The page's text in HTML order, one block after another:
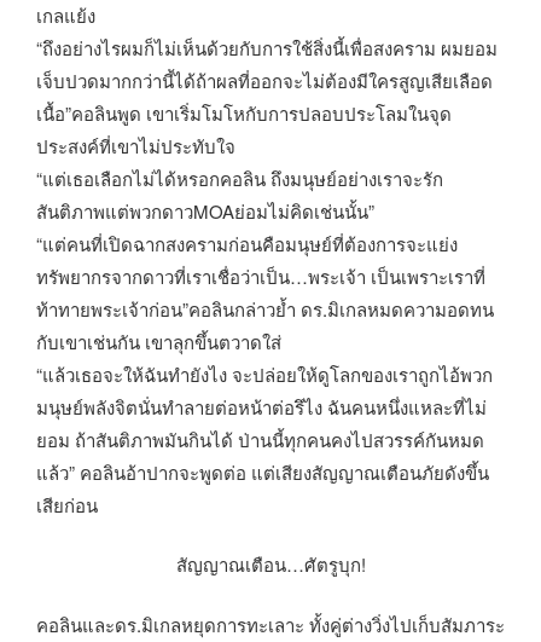
เกลแย้ง
“ถึงอย่างไรผมก็ไม่เห็นด้วยกับการใช้สิ่งนี้เพื่อสงคราม ผมยอม
เจ็บปวดมากกว่านี้ได้ถ้าผลที่ออกจะไม่ต้องมีใครสูญเสียเลือด
เนื้อ”คอลินพูด เขาเริ่มโมโหกับการปลอบประโลมในจุด
ประสงค์ที่เขาไม่ประทับใจ
“แต่เธอเลือกไม่ได้หรอกคอลิน ถึงมนุษย์อย่างเราจะรัก
สันติภาพแต่พวกดาวMOAย่อมไม่คิดเช่นนั้น”
“แต่คนที่เปิดฉากสงครามก่อนคือมนุษย์ที่ต้องการจะแย่ง
ทรัพยากรจากดาวที่เราเชื่อว่าเป็น…พระเจ้า เป็นเพราะเราที่
ท้าทายพระเจ้าก่อน”คอลินกล่าวย้ำ ดร.มิเกลหมดความอดทน
กับเขาเช่นกัน เขาลุกขึ้นตวาดใส่
“แล้วเธอจะให้ฉันทำยังไง จะปล่อยให้ดูโลกของเราถูกไอ้พวก
มนุษย์พลังจิตนั่นทำลายต่อหน้าต่อรึไง ฉันคนหนึ่งแหละที่ไม่
ยอม ถ้าสันติภาพมันกินได้ ป่านนี้ทุกคนคงไปสวรรค์กันหมด
แล้ว” คอลินอ้าปากจะพูดต่อ แต่เสียงสัญญาณเตือนภัยดังขึ้น
เสียก่อน
สัญญาณเตือน…ศัตรูบุก!
คอลินและดร.มิเกลหยุดการทะเลาะ ทั้งคู่ต่างวิ่งไปเก็บสัมภาระ